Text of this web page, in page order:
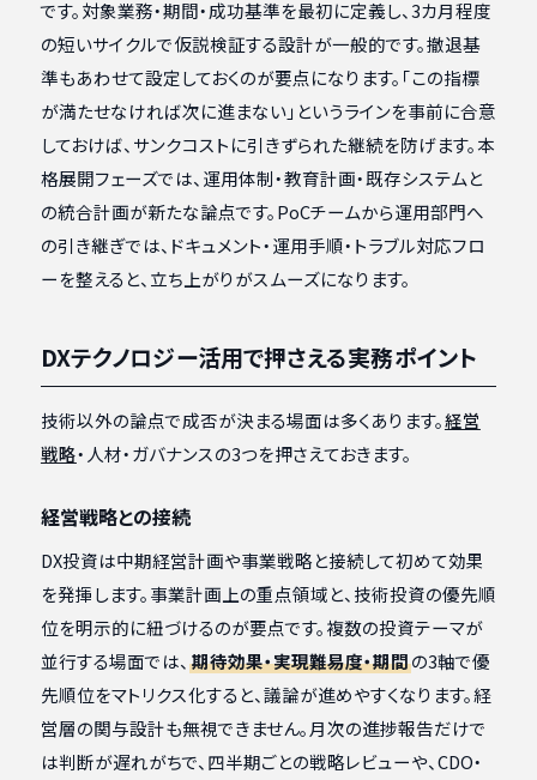
です。対象業務・期間・成功基準を最初に定義し、3カ月程度
の短いサイクルで仮説検証する設計が一般的です。撤退基
準もあわせて設定しておくのが要点になります。「この指標
が満たせなければ次に進まない」というラインを事前に合意
しておけば、サンクコストに引きずられた継続を防げます。本
格展開フェーズでは、運用体制・教育計画・既存システムと
の統合計画が新たな論点です。PoCチームから運用部門へ
の引き継ぎでは、ドキュメント・運用手順・トラブル対応フロ
ーを整えると、立ち上がりがスムーズになります。
DXテクノロジー活用で押さえる実務ポイント
技術以外の論点で成否が決まる場面は多くあります。経営
戦略・人材・ガバナンスの3つを押さえておきます。
経営戦略との接続
DX投資は中期経営計画や事業戦略と接続して初めて効果
を発揮します。事業計画上の重点領域と、技術投資の優先順
位を明示的に紐づけるのが要点です。複数の投資テーマが
並行する場面では、 期待効果・実現難易度・期間の3軸で優
先順位をマトリクス化すると、議論が進めやすくなります。経
営層の関与設計も無視できません。月次の進捗報告だけで
は判断が遅れがちで、四半期ごとの戦略レビューや、CDO・